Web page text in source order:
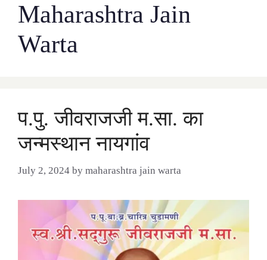
contentMaharashtra Jain
Warta
प.पु. जीवराजजी म.सा. का
जन्मस्थान नायगांव
July 2, 2024 by maharashtra jain warta